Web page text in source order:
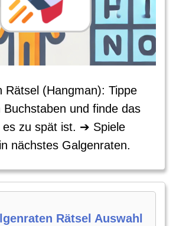
Rätsel (Hangman): Tippe
Buchstaben und finde das
zu spät ist. ➔ Spiele
nächstes Galgenraten.
Rätsel Auswahl